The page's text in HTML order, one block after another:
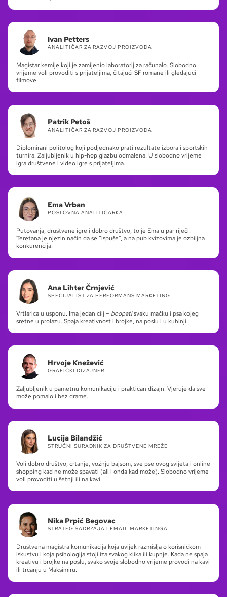
Ivan Petters
ANALITIČAR ZA RAZVOJ PROIZVODA
Magistar kemije koji je zamijenio laboratorij za računalo. Slobodno
vrijeme voli provoditi s prijateljima, čitajući SF romane ili gledajući
filmove.
Patrik Petoš
ANALITIČAR ZA RAZVOJ PROIZVODA
Diplomirani politolog koji podjednako prati rezultate izbora i sportskih
turnira. Zaljubljenik u hip-hop glazbu odmalena. U slobodno vrijeme
igra društvene i video igre s prijateljima.
Ema Vrban
POSLOVNA ANALITIČARKA
Putovanja, društvene igre i dobro društvo, to je Ema u par riječi.
Teretana je njezin način da se “ispuše”, a na pub kvizovima je ozbiljna
konkurencija.
Ana Lihter Črnjević
SPECIJALIST ZA PERFORMANS MARKETING
Vrtlarica u usponu. Ima jedan cilj – boopatisvaku mačku i psa kojeg
sretne u prolazu. Spaja kreativnost i brojke, na poslu i u kuhinji.
Hrvoje Knežević
GRAFIČKI DIZAJNER
Zaljubljenik u pametnu komunikaciju i praktičan dizajn. Vjeruje da sve
može pomalo i bez drame.
Lucija Bilandžić
STRUČNI SURADNIK ZA DRUŠTVENE MREŽE
Voli dobro društvo, crtanje, vožnju bajsom, sve pse ovog svijeta i online
shopping kad ne može spavati (ali i onda kad može). Slobodno vrijeme
voli provoditi u šetnji ili na kavi.
Nika Prpić Begovac
STRATEG SADRŽAJA I EMAIL MARKETINGA
Društvena magistra komunikacija koja uvijek razmišlja o korisničkom
iskustvu i koja psihologija stoji iza svakog klika ili kupnje. Kada ne spaja
kreativu i brojke na poslu, svako svoje slobodno vrijeme provodi na kavi
ili trčanju u Maksimiru.